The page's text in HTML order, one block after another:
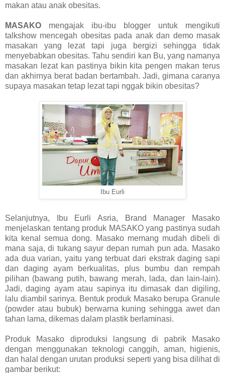
makan atau anak obesitas.
MASAKO mengajak ibu-ibu blogger untuk mengikuti
talkshow mencegah obesitas pada anak dan demo masak
masakan yang lezat tapi juga bergizi sehingga tidak
menyebabkan obesitas. Tahu sendiri kan Bu, yang namanya
masakan lezat kan pastinya bikin kita pengen makan terus
dan akhirnya berat badan bertambah. Jadi, gimana caranya
supaya masakan tetap lezat tapi nggak bikin obesitas?
Ibu Eurli
Selanjutnya, Ibu Eurli Asria, Brand Manager Masako
menjelaskan tentang produk MASAKO yang pastinya sudah
kita kenal semua dong. Masako memang mudah dibeli di
mana saja, di tukang sayur depan rumah pun ada. Masako
ada dua varian, yaitu yang terbuat dari ekstrak daging sapi
dan daging ayam berkualitas, plus bumbu dan rempah
pilihan (bawang putih, bawang merah, lada, dan lain-lain).
Jadi, daging ayam atau sapinya itu dimasak dan digiling,
lalu diambil sarinya. Bentuk produk Masako berupa Granule
(powder atau bubuk) berwarna kuning sehingga awet dan
tahan lama, dikemas dalam plastik berlaminasi.
Produk Masako diproduksi langsung di pabrik Masako
dengan menggunakan teknologi canggih, aman, higienis,
dan halal dengan urutan produksi seperti yang bisa dilihat di
gambar berikut: